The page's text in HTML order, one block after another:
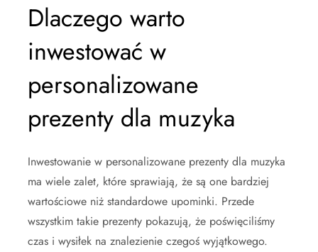
Dlaczego warto
inwestować w
personalizowane
prezenty dla muzyka
Inwestowanie w personalizowane prezenty dla muzyka
ma wiele zalet, które sprawiają, że są one bardziej
wartościowe niż standardowe upominki. Przede
wszystkim takie prezenty pokazują, że poświęciliśmy
czas i wysiłek na znalezienie czegoś wyjątkowego.